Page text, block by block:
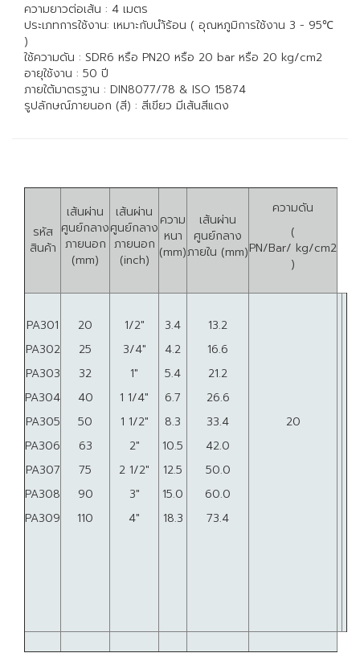
ความยาวต่อเส้น : 4 เมตร
ประเภทการใช้งาน: เหมาะกับนำ้ร้อน ( อุณหภูมิการใช้งาน 3 - 95℃
)
ใช้ความดัน : SDR6 หรือ PN20 หรือ 20 bar หรือ 20 kg/cm2
อายุใช้งาน : 50 ปี
ภายใต้มาตรฐาน : DIN8077/78 & ISO 15874
รูปลักษณ์ภายนอก (สี) : สีเขียว มีเส้นสีแดง
รหัส
สินค้า
เส้นผ่าน
ศูนย์กลาง
ภายนอก
(mm)
เส้นผ่าน
ศูนย์กลาง
ภายนอก
(inch)
ความ
หนา
(mm)
เส้นผ่าน
ศูนย์กลาง
ภายใน (mm)
ความดัน
(
PN/Bar/ kg/cm2
)
PA301
PA302
PA303
PA304
PA305
PA306
PA307
PA308
PA309
20
25
32
40
50
63
75
90
110
1/2"
3/4"
1"
1 1/4"
1 1/2"
2"
2 1/2"
3"
4"
3.4
4.2
5.4
6.7
8.3
10.5
12.5
15.0
18.3
13.2
16.6
21.2
26.6
33.4
42.0
50.0
60.0
73.4
20